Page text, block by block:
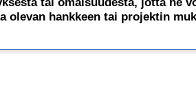
olevan hankkeen tai projektin